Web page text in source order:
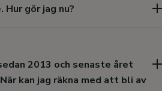
och dels att du mår dåligt ”i
Och körförmågan kan bli
åtminstone med tanke på att
om snabbhet och smidighet. På
gör jag nu?
är svår att svara på eftersom det
kontakt med din läkare som kan
2013 och senaste året
kan jag räkna med att bli av